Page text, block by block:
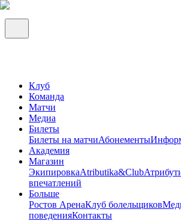
Клуб
Команда
Матчи
Медиа
Билеты
Билеты на матчиАбонементы
Академия
Магазин
ЭкипировкаAtributika&Club
впечатлений
Больше
Ростов АренаКлуб болельщиков
поведенияКонтакты